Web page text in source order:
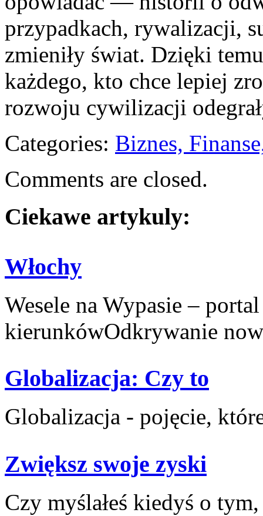
przypadkach, rywalizacji,
zmieniły świat. Dzięki
każdego, kto chce lepiej
rozwoju cywilizacji
Categories: Biznes,
Comments are closed.
Ciekawe artykuly:
Włochy
Wesele na Wypasie –
kierunkówOdkrywanie
Globalizacja: Czy to
Globalizacja - pojęcie,
Zwiększ swoje zyski
Czy myślałeś kiedyś⁣ o